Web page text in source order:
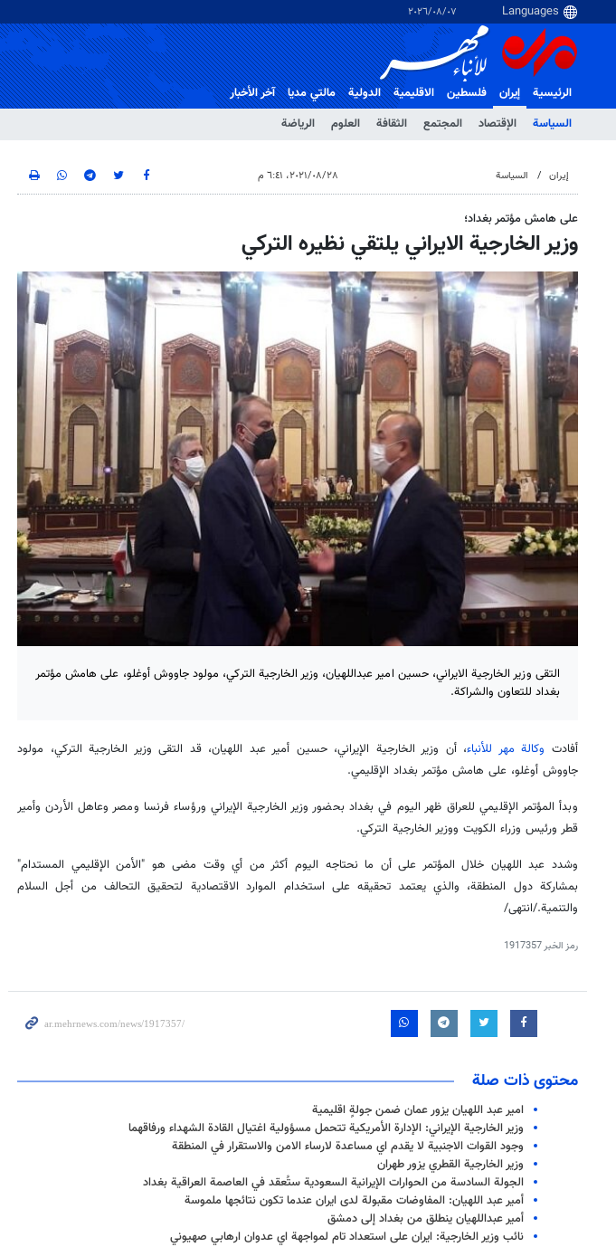
٠٧‏/٠٨‏/٢٠٢٦
الرئيسية
إيران
السياسة
الإقتصاد المجتمع الثقافة العلوم الرياضة
فلسطین الاقلیمیة الدولية مالتي مدیا آخر الأخبار
إيران السياسة ٢٨‏/٠٨‏/٢٠٢١، ٦:٤١ م
على هامش مؤتمر بغداد؛
وزير الخارجية الايراني يلتقي نظيره التركي
التقى وزير الخارجية الايراني، حسين امير عبداللهيان، وزير الخارجية التركي، مولود جاووش أوغلو، على هامش مؤتمر
بغداد للتعاون والشراكة.
أفادت وكالة مهر للأنباء، أن وزير الخارجية الإيراني، حسين أمير عبد اللهيان، قد التقى وزير الخارجية التركي، مولود
جاووش أوغلو، على هامش مؤتمر بغداد الإقليمي.
وبدأ المؤتمر الإقليمي للعراق ظهر اليوم في بغداد بحضور وزير الخارجية الإيراني ورؤساء فرنسا ومصر وعاهل الأردن وأمير
قطر ورئيس وزراء الكويت ووزير الخارجية التركي.
وشدد عبد اللهيان خلال المؤتمر على أن ما نحتاجه اليوم أكثر من أي وقت مضى هو "الأمن الإقليمي المستدام"
بمشاركة دول المنطقة، والذي يعتمد تحقيقه على استخدام الموارد الاقتصادية لتحقيق التحالف من أجل السلام
والتنمية./انتهى/
رمز الخبر1917357
محتوى ذات صلة
امير عبد اللهيان يزور عمان ضمن جولةٍ اقليمية
وزير الخارجية الإيراني: الإدارة الأمريكية تتحمل مسؤولية اغتيال القادة الشهداء ورفاقهما
وجود القوات الاجنبية لا يقدم اي مساعدة لارساء الامن والاستقرار في المنطقة
وزير الخارجية القطري يزور طهران
الجولة السادسة من الحوارات الإيرانية السعودية ستُعقد في العاصمة العراقية بغداد
أمير عبد اللهيان: المفاوضات مقبولة لدى ايران عندما تكون نتائجها ملموسة
أمير عبداللهيان ينطلق من بغداد إلى دمشق
نائب وزير الخارجية: ايران على استعداد تام لمواجهة اي عدوان ارهابي صهيوني